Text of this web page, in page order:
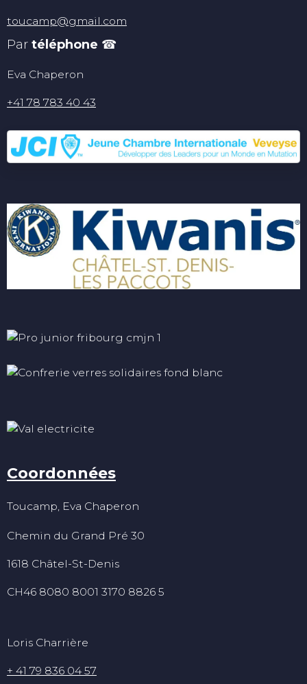
toucamp@gmail.com
Par téléphone ☎
Eva Chaperon
+41 78 783 40 43
Coordonnées
Toucamp, Eva Chaperon
Chemin du Grand Pré 30
1618 Châtel-St-Denis
CH46 8080 8001 3170 8826 5
Loris Charrière
+ 41 79 836 04 57